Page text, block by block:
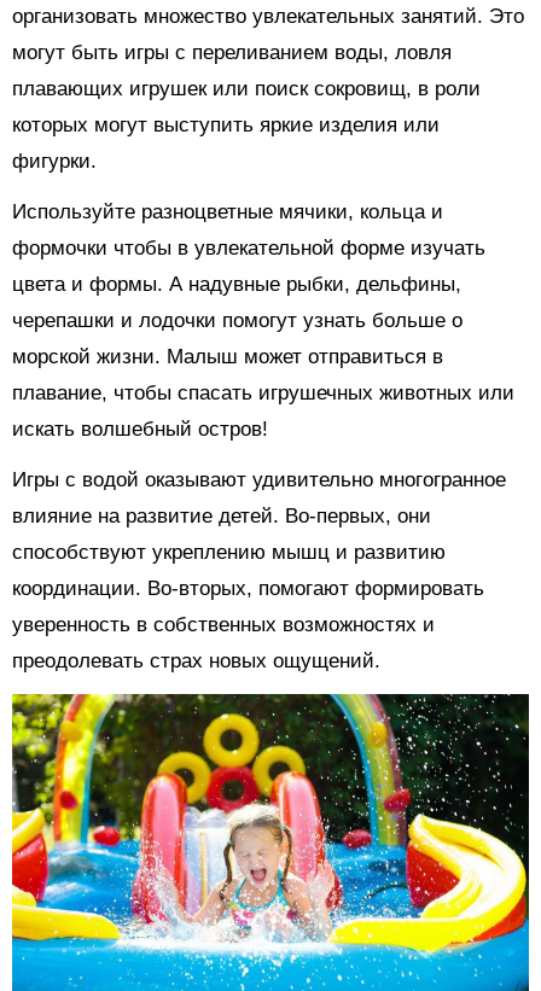
организовать множество увлекательных занятий. Это
могут быть игры с переливанием воды, ловля
плавающих игрушек или поиск сокровищ, в роли
которых могут выступить яркие изделия или
фигурки.
Используйте разноцветные мячики, кольца и
формочки чтобы в увлекательной форме изучать
цвета и формы. А надувные рыбки, дельфины,
черепашки и лодочки помогут узнать больше о
морской жизни. Малыш может отправиться в
плавание, чтобы спасать игрушечных животных или
искать волшебный остров!
Игры с водой оказывают удивительно многогранное
влияние на развитие детей. Во-первых, они
способствуют укреплению мышц и развитию
координации. Во-вторых, помогают формировать
уверенность в собственных возможностях и
преодолевать страх новых ощущений.